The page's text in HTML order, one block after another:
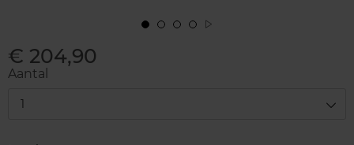
€ 204,90
Aantal
1